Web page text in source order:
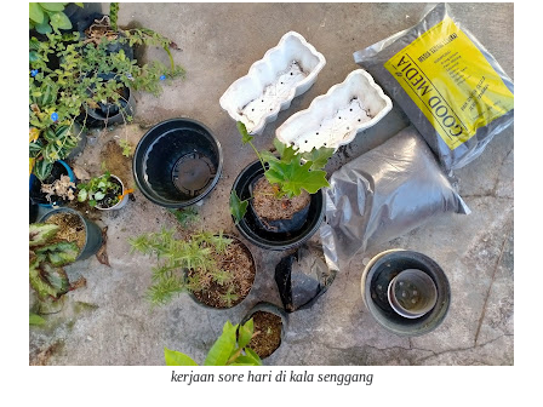
kerjaan sore hari di kala senggang